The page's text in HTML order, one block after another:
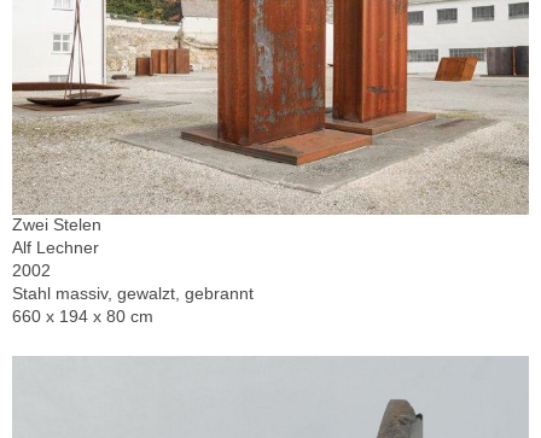
Zwei Stelen
Alf Lechner
2002
Stahl massiv, gewalzt, gebrannt
660 x 194 x 80 cm